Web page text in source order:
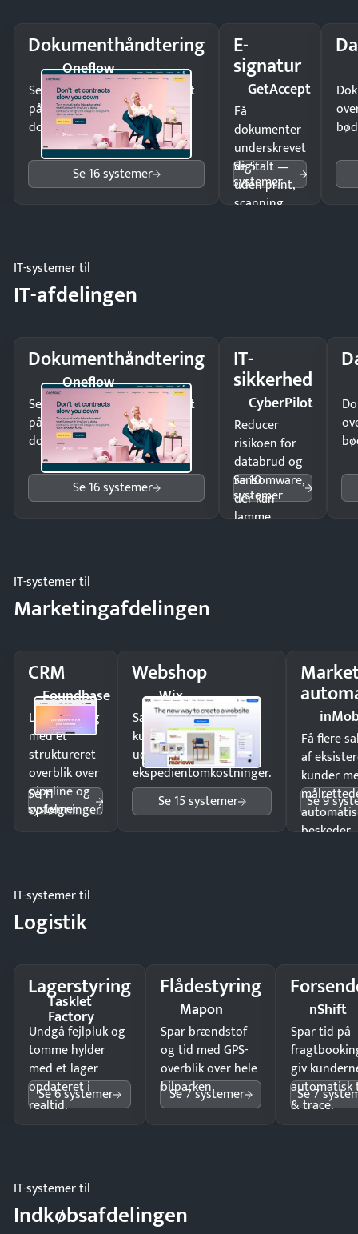
Dokumenthåndtering
Oneflow
Send kontrakter til underskrift
på minutter og mist ingen
dokumenter.
Se 16 systemer
E-
signatur
GetAccept
Få
dokumenter
underskrevet
digitalt —
uden print,
scanning
Se 5
systemer
IT-systemer til
IT-afdelingen
Dokumenthåndtering
Oneflow
Send kontrakter til underskrift
på minutter og mist ingen
dokumenter.
Se 16 systemer
IT-
sikkerhed
CyberPilot
Reducer
risikoen for
databrud og
ransomware,
der kan
lamme
Se 10
systemer
IT-systemer til
Marketingafdelingen
CRM
Foundbase
Luk flere salg
med et
struktureret
overblik over
pipeline og
opfølgninger.
Se 11
systemer
Webshop
Wix
Sælg produkter 24/7 til
kunder i hele landet
uden
ekspedientomkostninger.
Se 15 systemer
Få flere
af
kunder
beskeder.
Se 9
IT-systemer til
Logistik
Lagerstyring
Tasklet
Factory
Undgå fejlpluk og
tomme hylder
med et lager
opdateret i
realtid.
Se 6 systemer
Flådestyring
Mapon
Spar brændstof
og tid med GPS-
overblik over hele
bilparken.
Se 7 systemer
nShift
Spar tid på
giv
automatisk
& trace.
Se 7
IT-systemer til
Indkøbsafdelingen